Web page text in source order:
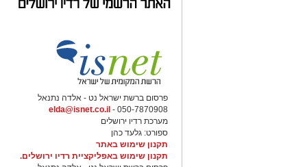
פרסום ברשת ישראל נט - אלדה נתנאל
050-7870908 -
elda@isnet.co.il
מערכת רדיו ירושלים
ספורט: גלעד כהן
תקנון שימוש באתר
תקנון שימוש באפליקציית רדיו ירושלים.